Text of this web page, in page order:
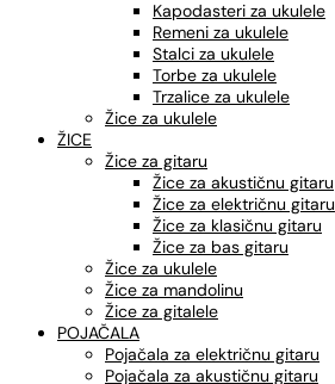
Kapodasteri za ukulele
Remeni za ukulele
Stalci za ukulele
Torbe za ukulele
Trzalice za ukulele
Žice za ukulele
ŽICE
Žice za gitaru
Žice za akustičnu gitaru
Žice za električnu gitaru
Žice za klasičnu gitaru
Žice za bas gitaru
Žice za ukulele
Žice za mandolinu
Žice za gitalele
POJAČALA
Pojačala za električnu gitaru
Pojačala za akustičnu gitaru